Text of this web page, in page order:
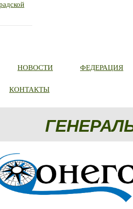
НОВОСТИ ФЕДЕРАЦИЯ
КОНТАКТЫ